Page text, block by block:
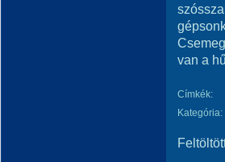
van a
Címkék:
Kategória: